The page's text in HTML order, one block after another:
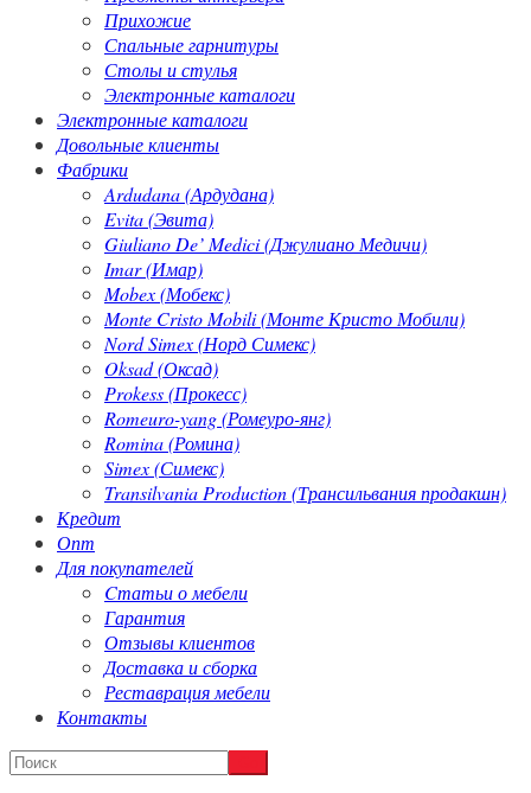
Прихожие
Спальные гарнитуры
Столы и стулья
Электронные каталоги
Электронные каталоги
Довольные клиенты
Фабрики
Ardudana (Ардудана)
Evita (Эвита)
Giuliano De’ Medici (Джулиано Медичи)
Imar (Имар)
Mobex (Мобекс)
Monte Cristo Mobili (Монте Кристо Мобили)
Nord Simex (Норд Симекс)
Oksad (Оксад)
Prokess (Прокесс)
Romeuro-yang (Ромеуро-янг)
Romina (Ромина)
Simex (Симекс)
Transilvania Production (Трансильвания продакшн)
Кредит
Опт
Для покупателей
Cтатьи о мебели
Гарантия
Отзывы клиентов
Доставка и сборка
Реставрация мебели
Контакты